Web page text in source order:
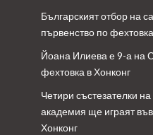
Българският отбор на
първенство по фехтовка
Йоана Илиева е 9-а на
фехтовка в Хонконг
Четири състезателки
академия ще играят
Хонконг